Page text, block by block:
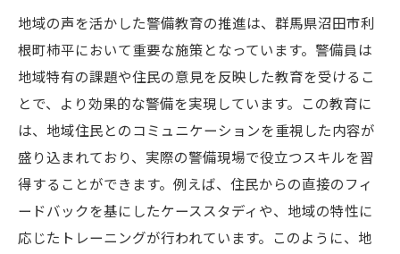
地域の声を活かした警備教育の推進は、群馬県沼田市利
根町柿平において重要な施策となっています。警備員は
地域特有の課題や住民の意見を反映した教育を受けるこ
とで、より効果的な警備を実現しています。この教育に
は、地域住民とのコミュニケーションを重視した内容が
盛り込まれており、実際の警備現場で役立つスキルを習
得することができます。例えば、住民からの直接のフィ
ードバックを基にしたケーススタディや、地域の特性に
応じたトレーニングが行われています。このように、地